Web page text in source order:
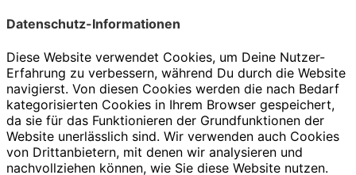
Datenschutz-Informationen
Diese Website verwendet Cookies, um Deine Nutzer-
Erfahrung zu verbessern, während Du durch die Website
navigierst. Von diesen Cookies werden die nach Bedarf
kategorisierten Cookies in Ihrem Browser gespeichert,
da sie für das Funktionieren der Grundfunktionen der
Website unerlässlich sind. Wir verwenden auch Cookies
von Drittanbietern, mit denen wir analysieren und
nachvollziehen können, wie Sie diese Website nutzen.